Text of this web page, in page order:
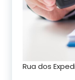
Rua dos